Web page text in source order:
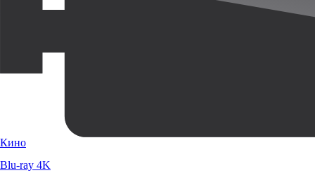
Кино
Blu-ray 4K